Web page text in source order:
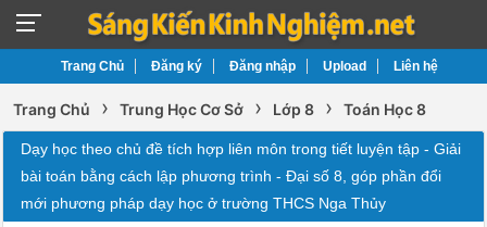
Trang Chủ Đăng ký Đăng nhập Upload Liên hệ
Trang Chủ › Trung Học Cơ Sở › Lớp 8 › Toán Học 8
Dạy học theo chủ đề tích hợp liên môn trong tiết luyện tập - Giải
bài toán bằng cách lập phương trình - Đại số 8, góp phần đổi
mới phương pháp dạy học ở trường THCS Nga Thủy